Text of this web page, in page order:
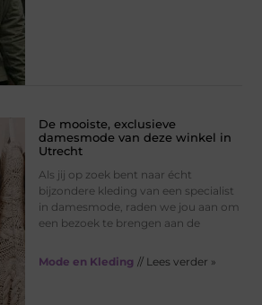
De mooiste, exclusieve
damesmode van deze winkel in
Utrecht
Als jij op zoek bent naar écht
bijzondere kleding van een specialist
in damesmode, raden we jou aan om
een bezoek te brengen aan de
Mode en Kleding // Lees verder »